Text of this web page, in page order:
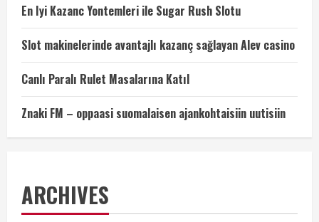
En Iyi Kazanc Yontemleri ile Sugar Rush Slotu
Slot makinelerinde avantajlı kazanç sağlayan Alev casino
Canlı Paralı Rulet Masalarına Katıl
Znaki FM – oppaasi suomalaisen ajankohtaisiin uutisiin
ARCHIVES